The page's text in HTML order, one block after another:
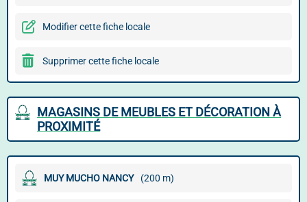
Modifier cette fiche locale
Supprimer cette fiche locale
MAGASINS DE MEUBLES ET DÉCORATION À
PROXIMITÉ
MUY MUCHO NANCY (200 m)